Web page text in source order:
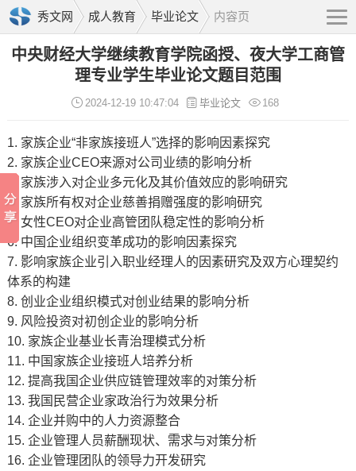
秀文网 成人教育 毕业论文 内容页
中央财经大学继续教育学院函授、夜大学工商管
理专业学生毕业论文题目范围
2024-12-19 10:47:04 毕业论文 168
1. 家族企业“非家族接班人”选择的影响因素探究
2. 家族企业CEO来源对公司业绩的影响分析
3. 家族涉入对企业多元化及其价值效应的影响研究
4. 家族所有权对企业慈善捐赠强度的影响研究
5. 女性CEO对企业高管团队稳定性的影响分析
6. 中国企业组织变革成功的影响因素探究
7. 影响家族企业引入职业经理人的因素研究及双方心理契约
体系的构建
8. 创业企业组织模式对创业结果的影响分析
9. 风险投资对初创企业的影响分析
10. 家族企业基业长青治理模式分析
11. 中国家族企业接班人培养分析
12. 提高我国企业供应链管理效率的对策分析
13. 我国民营企业家政治行为效果分析
14. 企业并购中的人力资源整合
15. 企业管理人员薪酬现状、需求与对策分析
16. 企业管理团队的领导力开发研究